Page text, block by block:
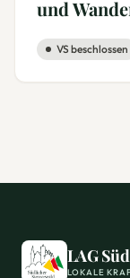
und
VS beschlossen
LAG
LOKALE